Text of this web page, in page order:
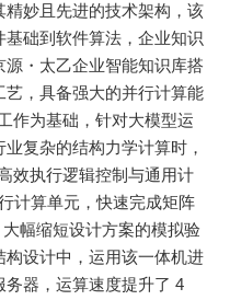
妙且先进的技术架构，该
础到软件算法，企业知识
・太乙企业智能知识库搭
，具备强大的并行计算能
作为基础，针对大模型运
复杂的结构力学计算时，
效执行逻辑控制与通用计
计算单元，快速完成矩阵
幅缩短设计方案的模拟验
设计中，运用该一体机进
器，运算速度提升了 4